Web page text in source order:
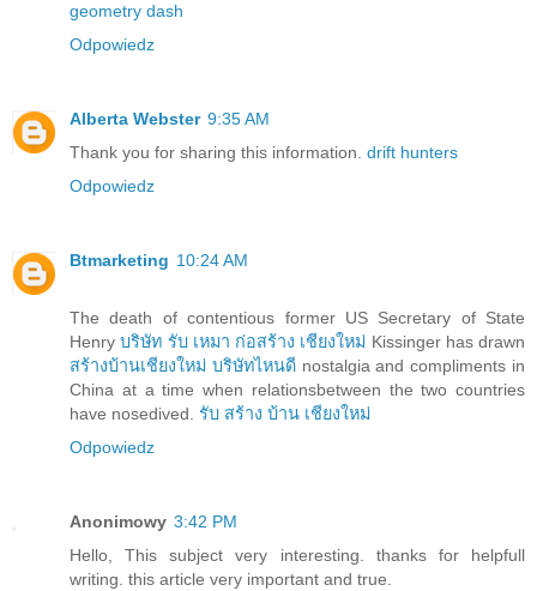
geometry dash
Odpowiedz
Alberta Webster 9:35 AM
Thank you for sharing this information. drift hunters
Odpowiedz
Btmarketing 10:24 AM
The death of contentious former US Secretary of State
Henryบริษัท รับ เหมา ก่อสร้าง เชียงใหม่ Kissinger has drawn
สร้างบ้านเชียงใหม่ บริษัทไหนดีnostalgia and compliments in
China at a time when relationsbetween the two countries
have nosedived. รับ สร้าง บ้าน เชียงใหม่
Odpowiedz
Anonimowy 3:42 PM
Hello, This subject very interesting. thanks for helpfull
writing. this article very important and true.